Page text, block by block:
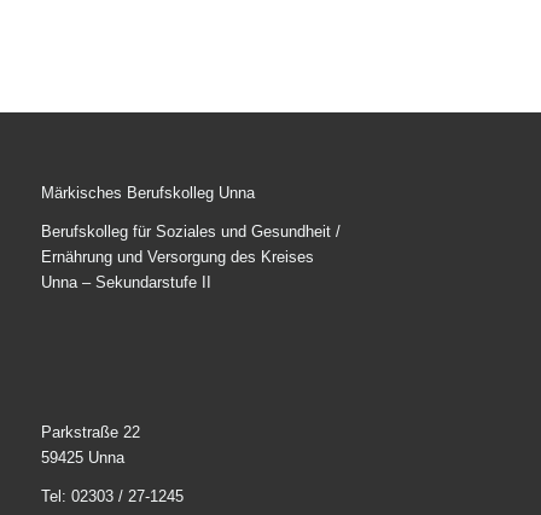
Märkisches Berufskolleg Unna
Berufskolleg für Soziales und Gesundheit /
Ernährung und Versorgung des Kreises
Unna – Sekundarstufe II
Parkstraße 22
59425 Unna
Tel: 02303 / 27-1245